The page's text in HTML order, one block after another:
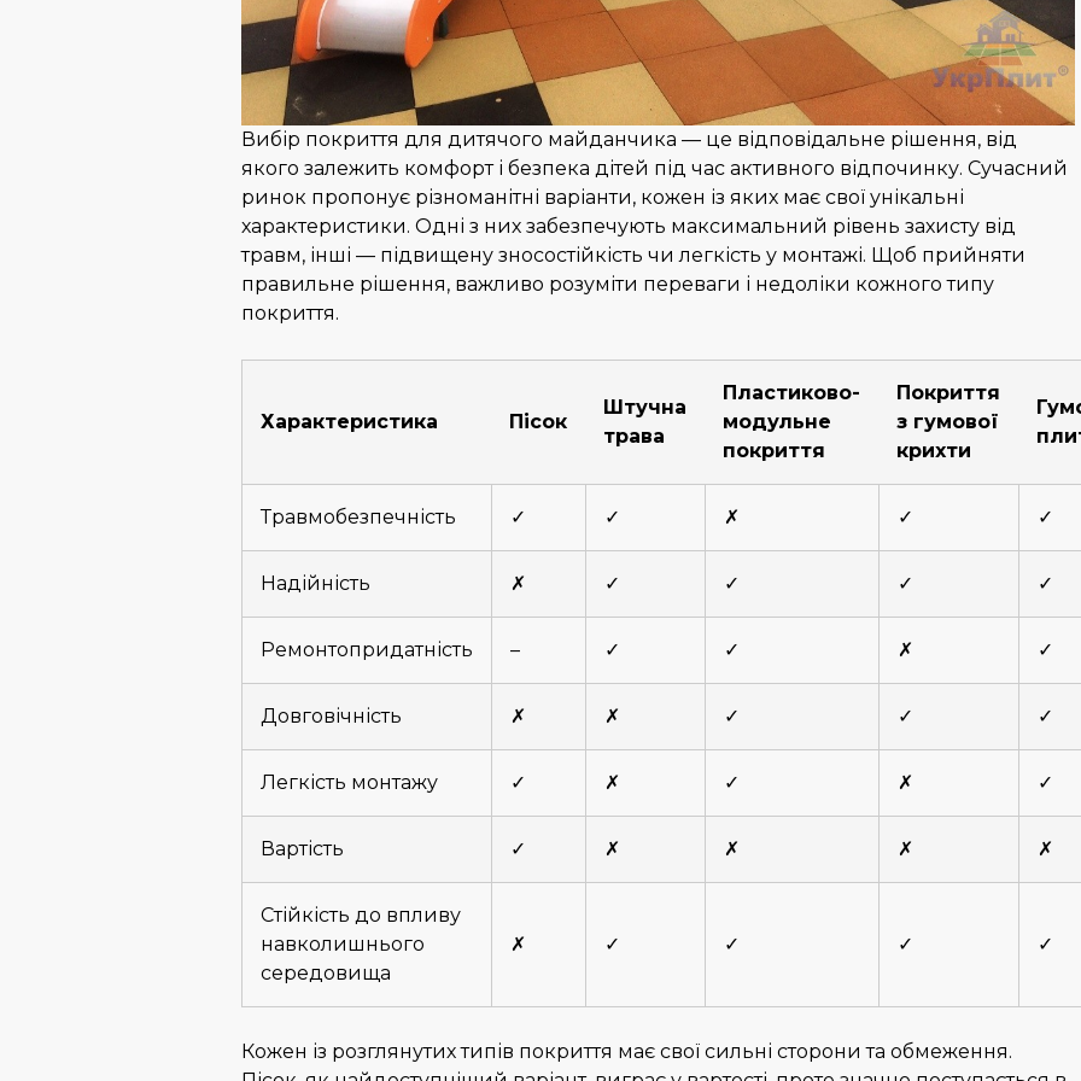
Вибір покриття для дитячого майданчика — це відповідальне рішення, від
якого залежить комфорт і безпека дітей під час активного відпочинку. Сучасний
ринок пропонує різноманітні варіанти, кожен із яких має свої унікальні
характеристики. Одні з них забезпечують максимальний рівень захисту від
травм, інші — підвищену зносостійкість чи легкість у монтажі. Щоб прийняти
правильне рішення, важливо розуміти переваги і недоліки кожного типу
покриття.
Характеристика Пісок
Штучна
трава
Пластиково-
модульне
покриття
Покриття
з гумової
крихти
Травмобезпечність ✓ ✓ ✗ ✓ ✓
Надійність ✗ ✓ ✓ ✓ ✓
Ремонтопридатність – ✓ ✓ ✗ ✓
Довговічність ✗ ✗ ✓ ✓ ✓
Легкість монтажу ✓ ✗ ✓ ✗ ✓
Вартість ✓ ✗ ✗ ✗ ✗
Стійкість до впливу
навколишнього
середовища
✗ ✓ ✓ ✓ ✓
Кожен із розглянутих типів покриття має свої сильні сторони та обмеження.